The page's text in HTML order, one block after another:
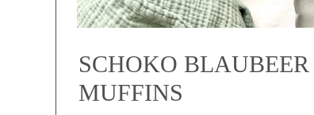
SCHOKO BLAUBEER
MUFFINS